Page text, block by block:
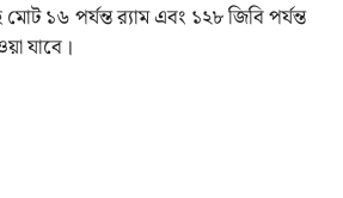
মোট ১৬ পর্যন্ত র‌্যাম এবং ১২৮ জিবি পর্যন্ত
যাবে।